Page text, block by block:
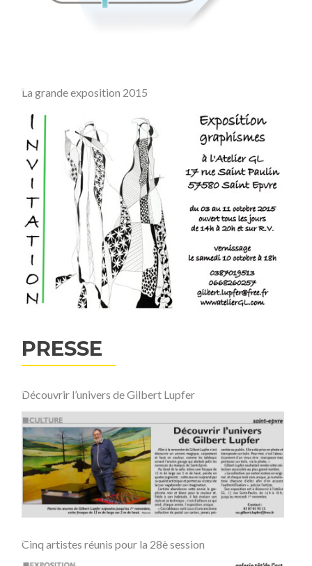
La grande exposition 2015
PRESSE
Découvrir l’univers de Gilbert Lupfer
Cinq artistes réunis pour la 28è session